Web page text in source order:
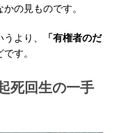
の見ものです。
より、
「有権者のだ
す。
死回生の一手